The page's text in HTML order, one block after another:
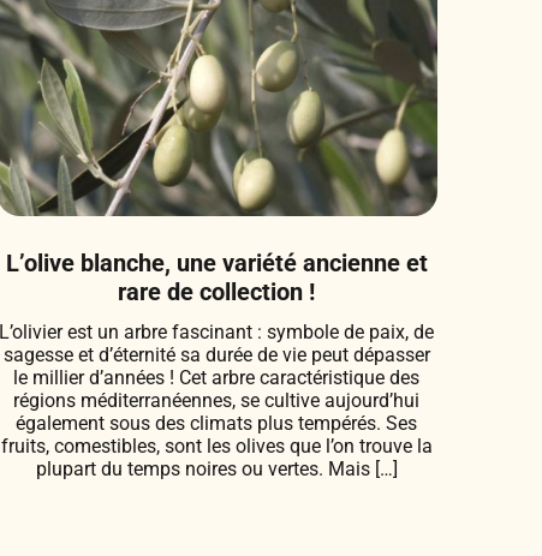
L’olive blanche, une variété ancienne et
rare de collection !
L’olivier est un arbre fascinant : symbole de paix, de
sagesse et d’éternité sa durée de vie peut dépasser
le millier d’années ! Cet arbre caractéristique des
régions méditerranéennes, se cultive aujourd’hui
également sous des climats plus tempérés. Ses
fruits, comestibles, sont les olives que l’on trouve la
plupart du temps noires ou vertes. Mais […]